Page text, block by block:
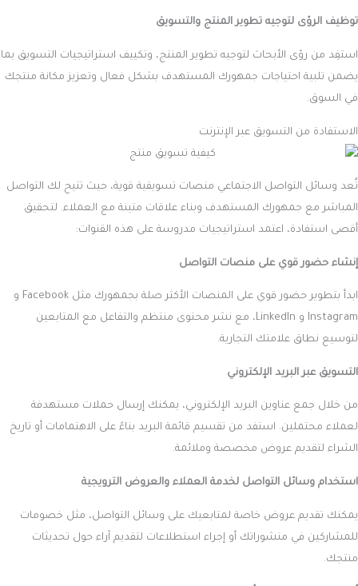
توظيف الرؤى لتوجيه تطوير المنتج والتسويق
استفِد من رؤى الأبحاث لتوجيه تطوير المنتج، وتكييف استراتيجيات التسويق بما
يضمن تلبية احتياجات جمهورك المستهدف بشكل فعال وتعزيز مكانة منتجك
في السوق.
الاستفادة من التسويق عبر الإنترنت
تُعد وسائل التواصل الاجتماعي منصات تسويقية قوية، حيث تتيح لك التواصل
المباشر مع جمهورك المستهدف وبناء علاقات متينة مع العملاء. لتحقيق
أقصى استفادة، اعتمد استراتيجيات مدروسة على هذه القنوات:
إنشاء حضور قوي على منصات التواصل
ابدأ بتطوير حضور قوي على المنصات الأكثر صلة بجمهورك مثل Facebook و
Instagram و LinkedIn، مع نشر محتوى منتظم والتفاعل مع المتابعين
لتوسيع نطاق علامتك التجارية.
التسويق عبر البريد الإلكتروني
من خلال جمع عناوين البريد الإلكتروني، يمكنك إرسال حملات مستهدفة
لعملاء محتملين. استفد من تقسيم قائمة البريد بناءً على الاهتمامات أو تاريخ
الشراء لتقديم عروض مخصصة وملائمة.
استخدام وسائل التواصل لخدمة العملاء والعروض الترويجية
يمكنك تقديم عروض خاصة لمتابعيك على وسائل التواصل، مثل خصومات
للمشاركين في منشوراتك أو إجراء استطلاعات لتقديم آراء حول تحديثات
منتجك.